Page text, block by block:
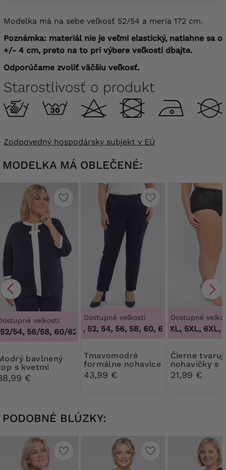
Modelka má na sebe veľkosť 52/54 a meria 172 cm.
Poznámka: materiál nie je veľmi elastický, natiahne sa o
+/- 4 cm, preto na to pri výbere veľkosti dbajte.
Odporúčame zvoliť väčšiu veľkosť.
Starostlivosť o produkt
Zodpovedný hospodársky subjekt v EÚ
MODELKA MÁ OBLEČENÉ:
veľkosti
54, 56/58, 60/62, 48/50, 52/54, 56/58, 60/62
s kvetmi
€
Dostupné veľkosti
46, 50, 52, 54, 56, 58, 60, 62, 64, 46, 50,
Tmavomodré
formálne nohavice
43,99 €
Dostupné
3XL, 4XL, 5XL, 6XL,
Čierne tvarujúce
nohavičky s
kvetinovou
21,99 €
PODOBNÉ BLÚZKY: